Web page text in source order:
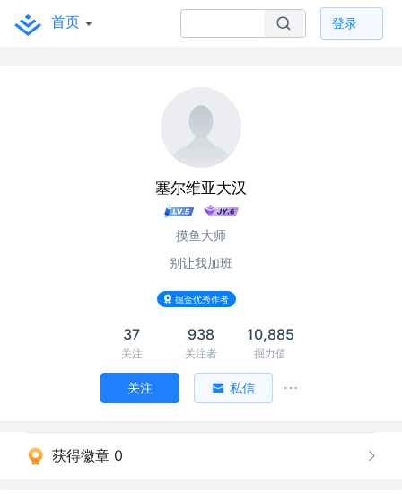
首页 登录
塞尔维亚大汉
摸鱼大师
别让我加班
掘金优秀作者
37
关注
938
关注者
10,885
掘力值
关注 私信
获得徽章 0